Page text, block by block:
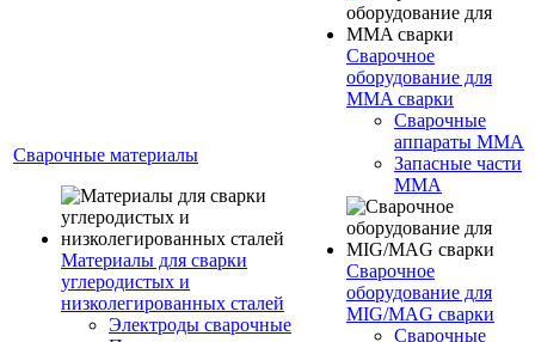
Сварочные материалы
Материалы для сварки
углеродистых и
низколегированных сталей
Электроды сварочные
Сварочное
оборудование для
MMA сварки
Сварочные
аппараты MMA
Запасные части
MMA
Сварочное
оборудование для
MIG/MAG сварки
Сварочные